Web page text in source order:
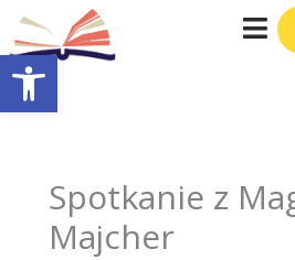
Otwórz pasek narzędzi
Przejdź
do
treści
Spotkanie z
Majcher